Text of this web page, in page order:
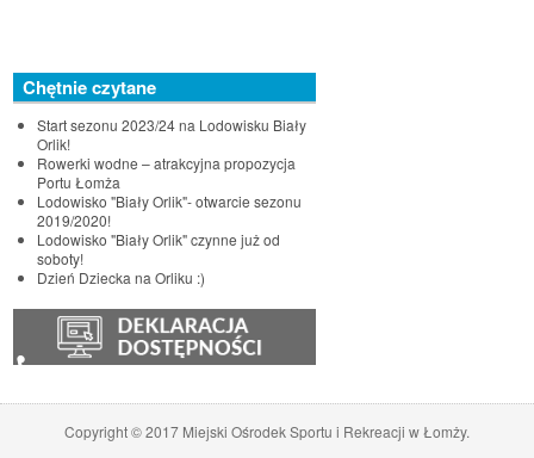
Chętnie czytane
Start sezonu 2023/24 na Lodowisku Biały
Orlik!
Rowerki wodne – atrakcyjna propozycja
Portu Łomża
Lodowisko "Biały Orlik"- otwarcie sezonu
2019/2020!
Lodowisko "Biały Orlik" czynne już od
soboty!
Dzień Dziecka na Orliku :)
Copyright © 2017 Miejski Ośrodek Sportu i Rekreacji w Łomży.